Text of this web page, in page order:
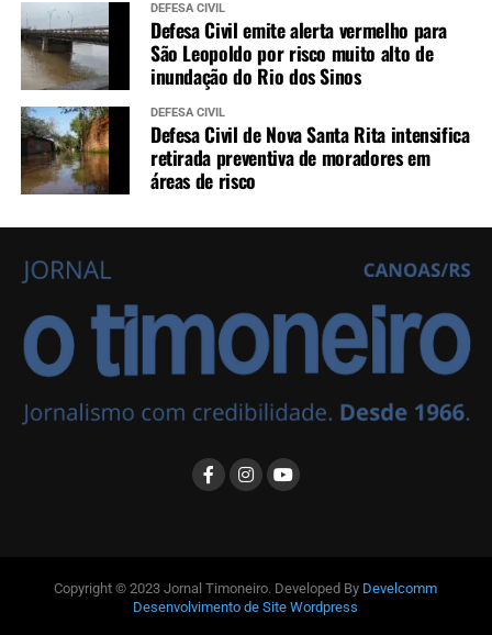
DEFESA CIVIL
Defesa Civil emite alerta vermelho para
São Leopoldo por risco muito alto de
inundação do Rio dos Sinos
DEFESA CIVIL
Defesa Civil de Nova Santa Rita intensifica
retirada preventiva de moradores em
áreas de risco
Copyright © 2023 Jornal Timoneiro. Developed By Develcomm
Desenvolvimento de Site Wordpress